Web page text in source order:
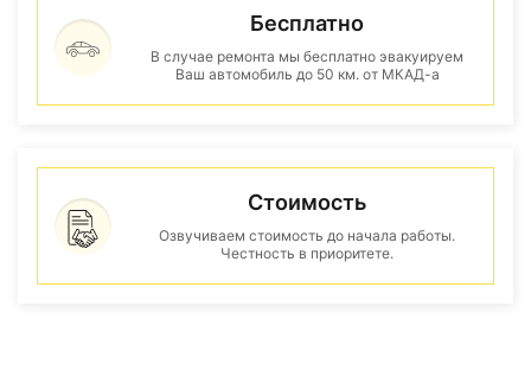
Бесплатно
В случае ремонта мы бесплатно эвакуируем
Ваш автомобиль до 50 км. от МКАД-а
Стоимость
Озвучиваем стоимость до начала работы.
Честность в приоритете.